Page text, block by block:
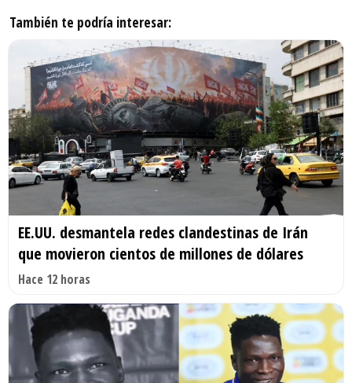
También te podría interesar:
EE.UU. desmantela redes clandestinas de Irán
que movieron cientos de millones de dólares
Hace 12 horas